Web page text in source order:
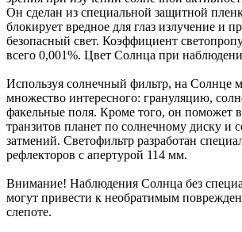
Он сделан из специальной защитной
блокирует вредное для глаз излучение и
безопасный свет. Коэффициент
всего 0,001%. Цвет Солнца при
Используя солнечный фильтр, на Солнце
множество интересного: грануляцию,
факельные поля. Кроме того, он поможет
транзитов планет по солнечному диску и
затмений. Светофильтр разработан
рефлекторов с апертурой 114 мм.
Внимание! Наблюдения Солнца без
могут привести к необратимым
слепоте.